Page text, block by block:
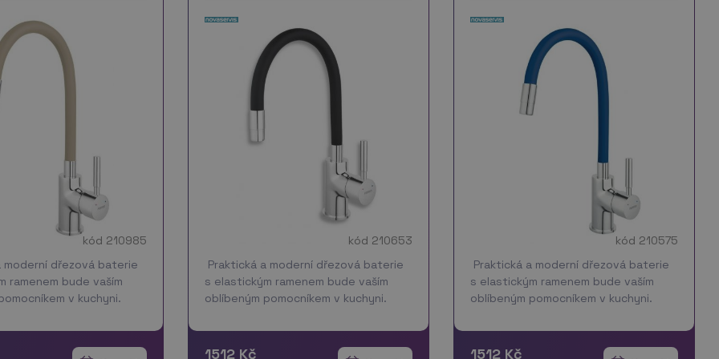
kód 210985
moderní dřezová baterie
ramenem bude vaším
v kuchyni.
polohy a pustíte
nemusíte držet jako u jin…
kód 210653
Praktická a moderní dřezová baterie
s elastickým ramenem bude vaším
oblíbeným pomocníkem v kuchyni.
vámi požadované polohy a pustíte
vodu, už ho nemusíte držet jako u jin…
1512 Kč
kód 210575
Praktická a moderní dřezová baterie
s elastickým ramenem bude vaším
oblíbeným pomocníkem v kuchyni.
vámi požadované polohy a pustíte
vodu, už ho nemusíte držet jako u jin…
1512 Kč